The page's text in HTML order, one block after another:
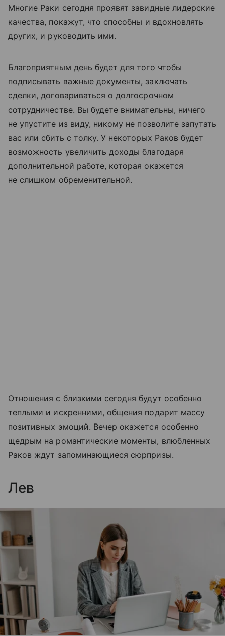
Многие Раки сегодня проявят завидные лидерские
качества, покажут, что способны и вдохновлять
других, и руководить ими.
Благоприятным день будет для того чтобы
подписывать важные документы, заключать
сделки, договариваться о долгосрочном
сотрудничестве. Вы будете внимательны, ничего
не упустите из виду, никому не позволите запутать
вас или сбить с толку. У некоторых Раков будет
возможность увеличить доходы благодаря
дополнительной работе, которая окажется
не слишком обременительной.
Отношения с близкими сегодня будут особенно
теплыми и искренними, общения подарит массу
позитивных эмоций. Вечер окажется особенно
щедрым на романтические моменты, влюбленных
Раков ждут запоминающиеся сюрпризы.
Лев